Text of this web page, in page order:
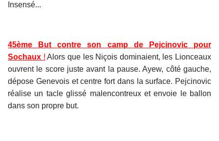
Insensé...
45ème But contre son camp de Pejcinovic pour
Sochaux ! Alors que les Niçois dominaient, les Lionceaux
ouvrent le score juste avant la pause. Ayew, côté gauche,
dépose Genevois et centre fort dans la surface. Pejcinovic
réalise un tacle glissé malencontreux et envoie le ballon
dans son propre but.